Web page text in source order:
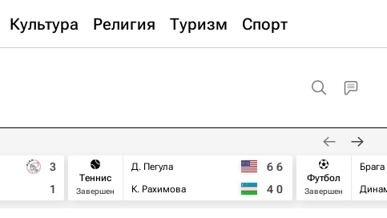
Культура Религия Туризм Спорт
3
1
Теннис
Завершен
Д. Пегула
К. Рахимова
6 6
4 0
Футбол
Завершен
Брага